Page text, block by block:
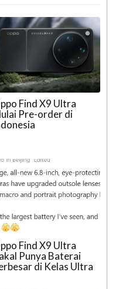
Find X9 Ultra
Pre-order di
Find X9 Ultra
Punya Baterai
di Kelas Ultra